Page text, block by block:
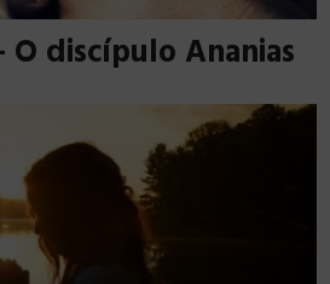
O discípulo Ananias